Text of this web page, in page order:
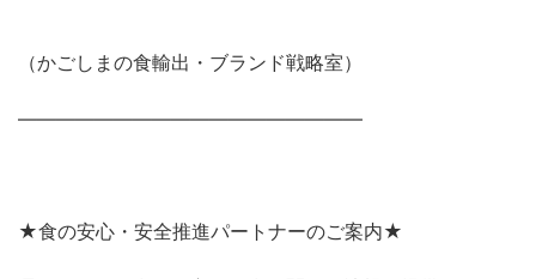
（かごしまの食輸出・ブランド戦略室）
――――――――――――――――――
★食の安心・安全推進パートナーのご案内★